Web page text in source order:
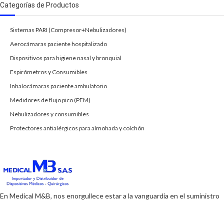
Categorías de Productos
Sistemas PARI (Compresor+Nebulizadores)
Aerocámaras paciente hospitalizado
Dispositivos para higiene nasal y bronquial
Espirómetros y Consumibles
Inhalocámaras paciente ambulatorio
Medidores de flujo pico (PFM)
Nebulizadores y consumibles
Protectores antialérgicos para almohada y colchón
En Medical M&B, nos enorgullece estar a la vanguardia en el suministro